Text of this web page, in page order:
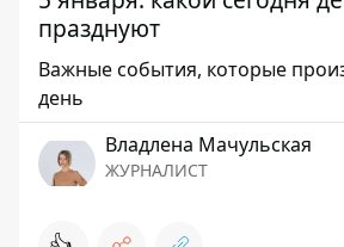
празднуют
Важные события, которые
день
Владлена Мачульская
ЖУРНАЛИСТ